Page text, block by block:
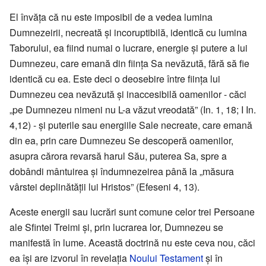
El învăța că nu este imposibil de a vedea lumina
Dumnezeirii, necreată și incoruptibilă, identică cu lumina
Taborului, ea fiind numai o lucrare, energie și putere a lui
Dumnezeu, care emană din ființa Sa nevăzută, fără să fie
identică cu ea. Este deci o deosebire între ființa lui
Dumnezeu cea nevăzută și inaccesibilă oamenilor - căci
„pe Dumnezeu nimeni nu L-a văzut vreodată” (In. 1, 18; I In.
4,12) - și puterile sau energiile Sale necreate, care emană
din ea, prin care Dumnezeu Se descoperă oamenilor,
asupra cărora revarsă harul Său, puterea Sa, spre a
dobândi mântuirea și îndumnezeirea până la „măsura
vârstei deplinătății lui Hristos” (Efeseni 4, 13).
Aceste energii sau lucrări sunt comune celor trei Persoane
ale Sfintei Treimi și, prin lucrarea lor, Dumnezeu se
manifestă în lume. Această doctrină nu este ceva nou, căci
ea își are izvorul în revelația Noului Testamentși în